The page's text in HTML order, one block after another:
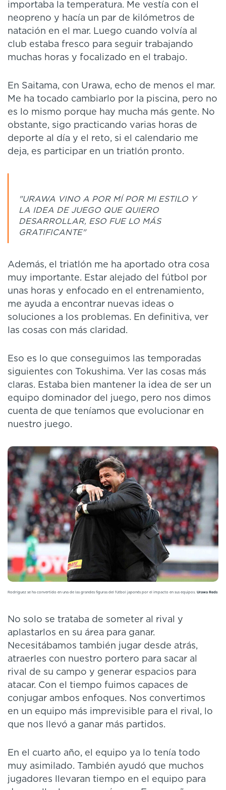
importaba la temperatura. Me vestía con el
neopreno y hacía un par de kilómetros de
natación en el mar. Luego cuando volvía al
club estaba fresco para seguir trabajando
muchas horas y focalizado en el trabajo.
En Saitama, con Urawa, echo de menos el mar.
Me ha tocado cambiarlo por la piscina, pero no
es lo mismo porque hay mucha más gente. No
obstante, sigo practicando varias horas de
deporte al día y el reto, si el calendario me
deja, es participar en un triatlón pronto.
"URAWA VINO A POR MÍ POR MI ESTILO Y
LA IDEA DE JUEGO QUE QUIERO
DESARROLLAR, ESO FUE LO MÁS
GRATIFICANTE"
Además, el triatlón me ha aportado otra cosa
muy importante. Estar alejado del fútbol por
unas horas y enfocado en el entrenamiento,
me ayuda a encontrar nuevas ideas o
soluciones a los problemas. En definitiva, ver
las cosas con más claridad.
Eso es lo que conseguimos las temporadas
siguientes con Tokushima. Ver las cosas más
claras. Estaba bien mantener la idea de ser un
equipo dominador del juego, pero nos dimos
cuenta de que teníamos que evolucionar en
nuestro juego.
Rodríguez se ha convertido en una de las grandes figuras del fútbol japonés por el impacto en sus equipos. Urawa Reds
No solo se trataba de someter al rival y
aplastarlos en su área para ganar.
Necesitábamos también jugar desde atrás,
atraerles con nuestro portero para sacar al
rival de su campo y generar espacios para
atacar. Con el tiempo fuimos capaces de
conjugar ambos enfoques. Nos convertimos
en un equipo más imprevisible para el rival, lo
que nos llevó a ganar más partidos.
En el cuarto año, el equipo ya lo tenía todo
muy asimilado. También ayudó que muchos
jugadores llevaran tiempo en el equipo para